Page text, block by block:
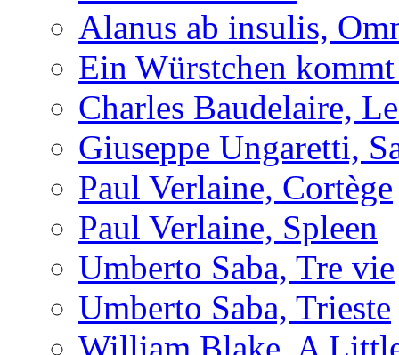
Alanus ab insulis,
Ein Würstchen
Charles Baudelaire,
Giuseppe Ungaretti,
Paul Verlaine, Cortège
Paul Verlaine, Spleen
Umberto Saba, Tre vie
Umberto Saba, Trieste